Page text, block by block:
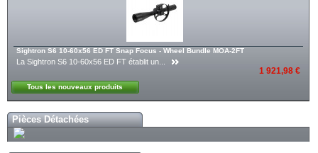
Sightron S6 10-60x56 ED FT Snap Focus - Wheel Bundle MOA-2FT
La Sightron S6 10-60x56 ED FT établit un...
1 921,98 €
Tous les nouveaux produits
Pièces Détachées